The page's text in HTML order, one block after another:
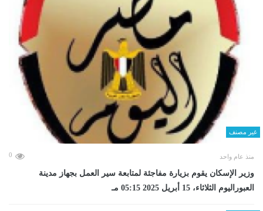
غير مصنف
منذ عام واحد 0
وزير الإسكان يقوم بزيارة مفاجئة لمتابعة سير العمل بجهاز مدينة
العبوراليوم الثلاثاء، 15 أبريل 2025 05:15 مـ